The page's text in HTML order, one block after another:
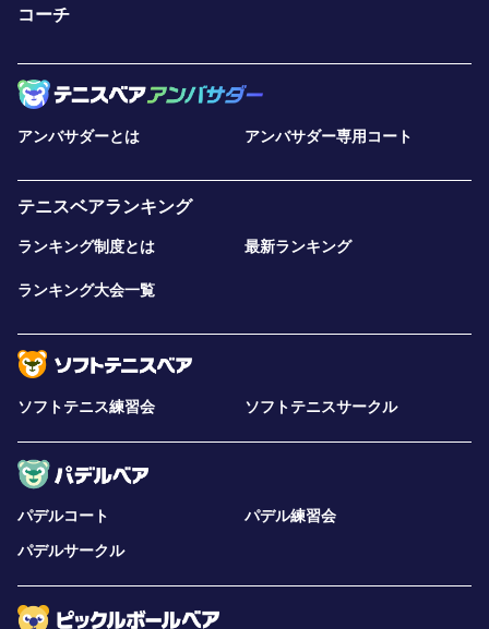
コーチ
アンバサダーとは アンバサダー専用コート
テニスベアランキング
ランキング制度とは 最新ランキング
ランキング大会一覧
ソフトテニス練習会 ソフトテニスサークル
パデルコート
パデル練習会
パデルサークル